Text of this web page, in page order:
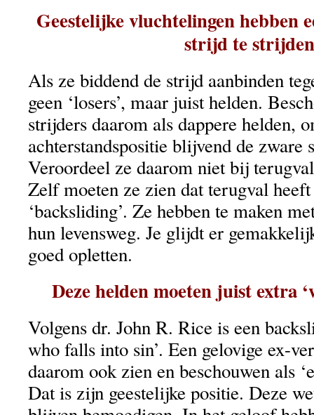
Geestelijke vluchtelingen hebben
strijd te
Als ze biddend de strijd aanbinden
geen ‘losers’, maar juist helden.
strijders daarom als dappere helden,
achterstandspositie blijvend de zware
Veroordeel ze daarom niet bij
Zelf moeten ze zien dat terugval
‘backsliding’. Ze hebben te maken
hun levensweg. Je glijdt er
goed opletten.
Deze helden moeten juist extra
Volgens dr. John R. Rice is een
who falls into sin’. Een gelovige ex-
daarom ook zien en beschouwen als
Dat is zijn geestelijke positie. Deze